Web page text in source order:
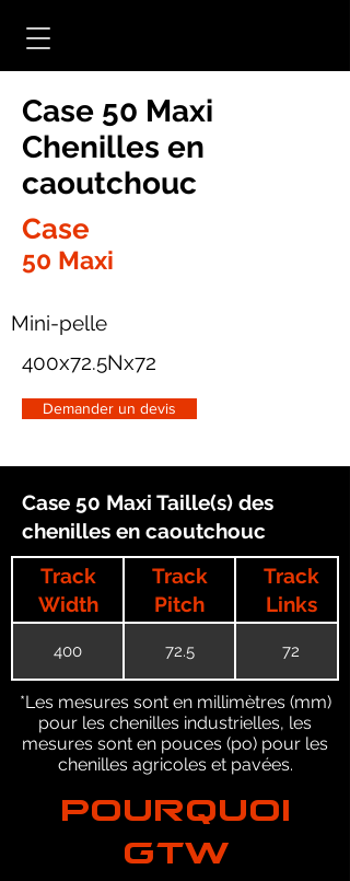
Case 50 Maxi
Chenilles en
caoutchouc
Case
50 Maxi
Mini-pelle
400x72.5Nx72
Demander un devis
Case 50 Maxi Taille(s) des
chenilles en caoutchouc
Track
Width
Track
Pitch
Track
Links
400 72.5 72
*Les mesures sont en millimètres (mm)
pour les chenilles industrielles, les
mesures sont en pouces (po) pour les
chenilles agricoles et pavées.
POURQUOI
GTW